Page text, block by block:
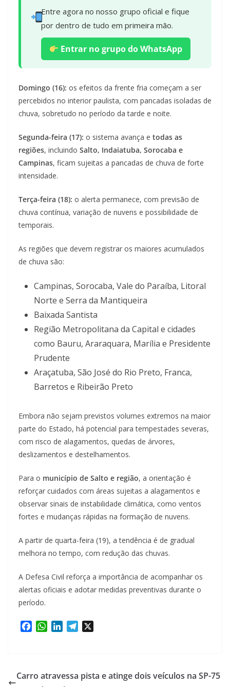
Entre agora no nosso grupo oficial e fique
por dentro de tudo em primeira mão.
Entrar no grupo do WhatsApp
Domingo (16): os efeitos da frente fria começam a ser
percebidos no interior paulista, com pancadas isoladas de
chuva, sobretudo no período da tarde e noite.
Segunda-feira (17): o sistema avança e todas as
regiões, incluindo Salto, Indaiatuba, Sorocaba e
Campinas, ficam sujeitas a pancadas de chuva de forte
intensidade.
Terça-feira (18): o alerta permanece, com previsão de
chuva contínua, variação de nuvens e possibilidade de
temporais.
As regiões que devem registrar os maiores acumulados
de chuva são:
Campinas, Sorocaba, Vale do Paraíba, Litoral
Norte e Serra da Mantiqueira
Baixada Santista
Região Metropolitana da Capital e cidades
como Bauru, Araraquara, Marília e Presidente
Prudente
Araçatuba, São José do Rio Preto, Franca,
Barretos e Ribeirão Preto
Embora não sejam previstos volumes extremos na maior
parte do Estado, há potencial para tempestades severas,
com risco de alagamentos, quedas de árvores,
deslizamentos e destelhamentos.
Para o município de Salto e região, a orientação é
reforçar cuidados com áreas sujeitas a alagamentos e
observar sinais de instabilidade climática, como ventos
fortes e mudanças rápidas na formação de nuvens.
A partir de quarta-feira (19), a tendência é de gradual
melhora no tempo, com redução das chuvas.
A Defesa Civil reforça a importância de acompanhar os
alertas oficiais e adotar medidas preventivas durante o
período.
b
W
s
e
g
r
Carro atravessa pista e atinge dois veículos na SP-75